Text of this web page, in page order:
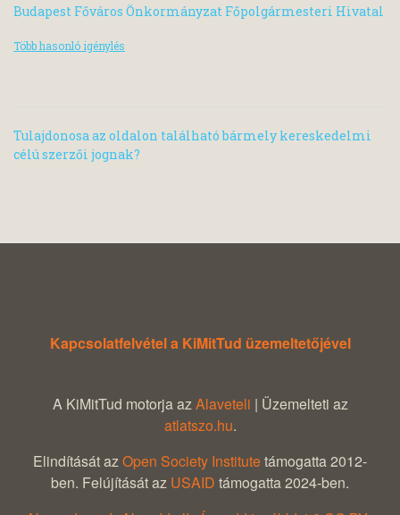
Budapest Főváros Önkormányzat Főpolgármesteri Hivatal
Több hasonló igénylés
Tulajdonosa az oldalon található bármely kereskedelmi
célú szerzői jognak?
Kapcsolatfelvétel a KiMitTud üzemeltetőjével
A KiMitTud motorja azAlaveteli | Üzemelteti az
atlatszo.hu.
Elindítását azOpen Society Institutetámogatta 2012-
ben. Felújítását az USAID támogatta 2024-ben.